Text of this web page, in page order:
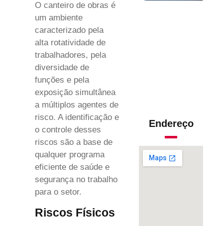
O canteiro de obras é
um ambiente
caracterizado pela
alta rotatividade de
trabalhadores, pela
diversidade de
funções e pela
exposição simultânea
a múltiplos agentes de
risco. A identificação e
o controle desses
riscos são a base de
qualquer programa
eficiente de saúde e
segurança no trabalho
para o setor.
Riscos Físicos
Endereço